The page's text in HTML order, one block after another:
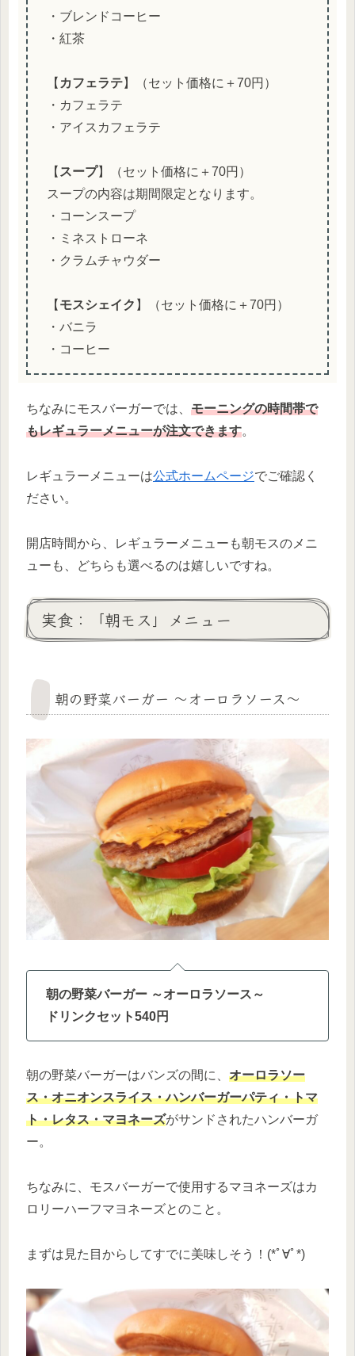
・ブレンドコーヒー
・紅茶
【 カフェラテ】（セット価格に＋70円）
・カフェラテ
・アイスカフェラテ
【 スープ】（セット価格に＋70円）
スープの内容は期間限定となります。
・コーンスープ
・ミネストローネ
・クラムチャウダー
【 モスシェイク 】（セット価格に＋70円）
・バニラ
・コーヒー
ちなみにモスバーガーでは、 モーニングの時間帯で
もレギュラーメニューが注文できます。
レギュラーメニューは公式ホームページでご確認く
ださい。
開店時間から、レギュラーメニューも朝モスのメニ
ューも、どちらも選べるのは嬉しいですね。
実食：「朝モス」メニュー
朝の野菜バーガー ～オーロラソース～
朝の野菜バーガー ～オーロラソース～
ドリンクセット540円
朝の野菜バーガーはバンズの間に、 オーロラソー
ス・オニオンスライス・ハンバーガーパティ・トマ
ト・レタス・マヨネーズがサンドされたハンバーガ
ー。
ちなみに、モスバーガーで使用するマヨネーズはカ
ロリーハーフマヨネーズとのこと。
まずは見た目からしてすでに美味しそう！(*ﾟ∀ﾟ*)